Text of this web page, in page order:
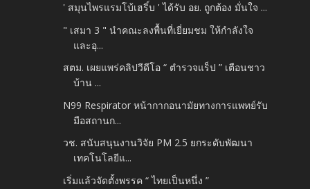
' สมุนไพรแรมโบ้เฮริ์บ ' ได้รับ อย. ถูกต้อง มั่นใจ ...
" เสมา 3 " นำคณะลงพื้นที่เยี่ยมชม ให้กำลังใจ
และอุ...
สตม. เผยแพร่คลิปวีดีโอ “ ตำรวจแร็ป ” เตือนชาว
บ้าน ...
N99 Respirator หน้ากากอนามัยทางการแพทย์รับ
มือสถานก...
วช. สนับสนุนงานวิจัย PM 2.5 ยกระดับพัฒนา
เทคโนโลยีแ...
เริ่มแล้วจัดตั้งพรรค “ ไทยเป็นหนึ่ง ”